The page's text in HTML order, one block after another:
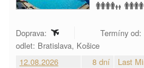
Doprava:
Termíny
odlet: Bratislava, Košice
12.08.2026
8 dní Last